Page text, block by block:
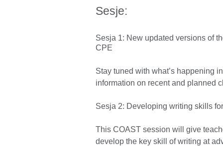
Sesje:
Sesja 1: New updated versions of
CPE
Stay tuned with what’s happening
information on recent and planned
Sesja 2: Developing writing skills
This COAST session will give
develop the key skill of writing at